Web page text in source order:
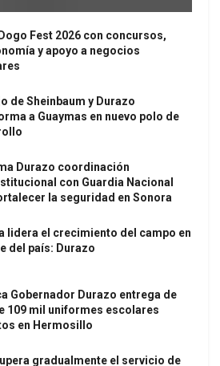
Fest 2026 con concursos,
y apoyo a negocios
de Sheinbaum y Durazo
a Guaymas en nuevo polo de
Durazo coordinación
con Guardia Nacional
la seguridad en Sonora
lidera el crecimiento del campo en
del país: Durazo
Gobernador Durazo entrega de
109 mil uniformes escolares
en Hermosillo
gradualmente el servicio de